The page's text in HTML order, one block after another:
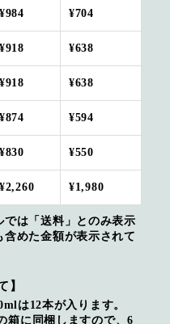
¥984 ¥704
¥918 ¥638
¥918 ¥638
¥874 ¥594
¥830 ¥550
¥2,260 ¥1,980
は「送料」とのみ表示
めた金額が表示されて
】
は12本が入ります。
箱に同梱しますので、6